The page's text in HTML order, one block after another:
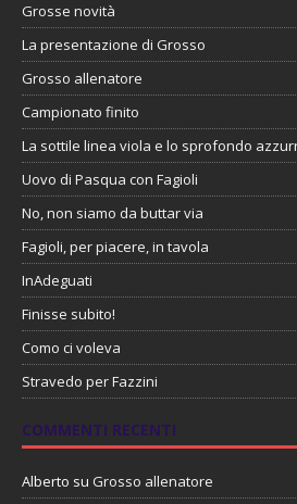
Grosse novità
La presentazione di Grosso
Grosso allenatore
Campionato finito
La sottile linea viola e lo sprofondo
Uovo di Pasqua con Fagioli
No, non siamo da buttar via
Fagioli, per piacere, in tavola
InAdeguati
Finisse subito!
Como ci voleva
Stravedo per Fazzini
COMMENTI RECENTI
Alberto su Grosso allenatore